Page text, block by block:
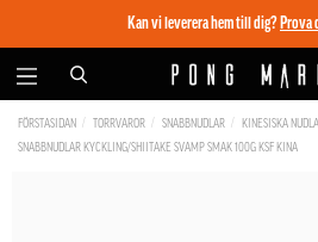
Kan vi leverera hem till dig? Prova
FÖRSTASIDAN TORRVAROR SNABBNUDLAR
KINESISKA
SNABBNUDLAR KYCKLING/SHIITAKE SVAMP SMAK 100G KSF KINA